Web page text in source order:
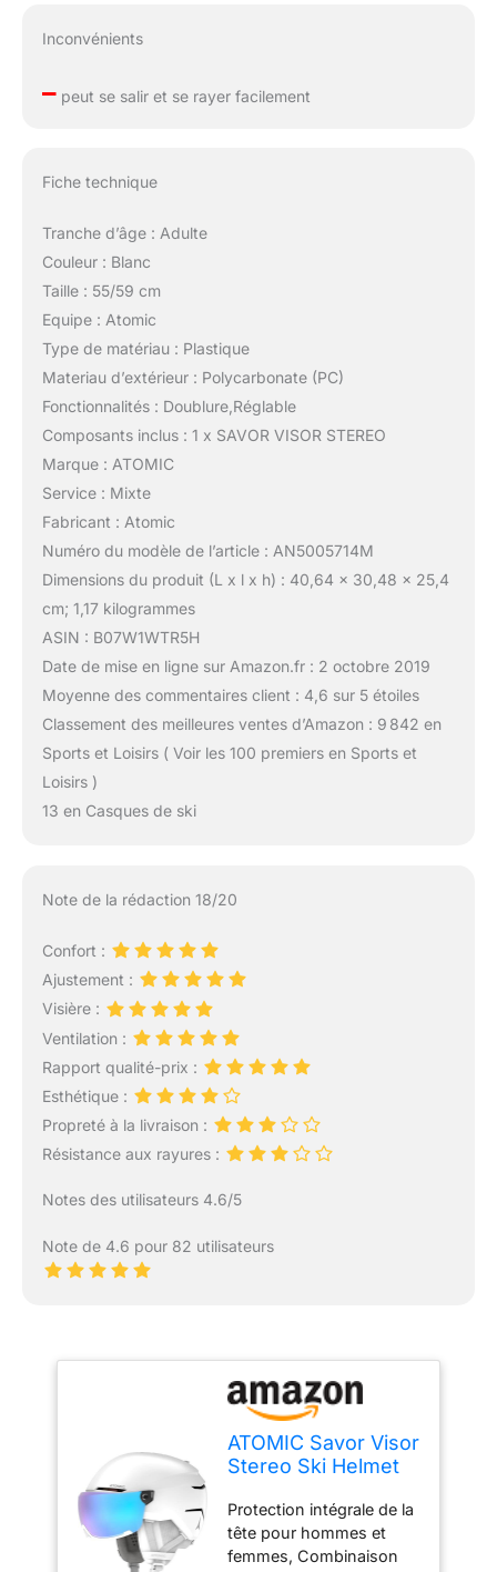
Inconvénients
–peut se salir et se rayer facilement
Fiche technique
Tranche d’âge : Adulte
Couleur : Blanc
Taille : 55/59 cm
Equipe : Atomic
Type de matériau : Plastique
Materiau d’extérieur : Polycarbonate (PC)
Fonctionnalités : Doublure,Réglable
Composants inclus : 1 x SAVOR VISOR STEREO
Marque : ATOMIC
Service : Mixte
Fabricant : Atomic
Numéro du modèle de l’article : AN5005714M
Dimensions du produit (L x l x h) : 40,64 x 30,48 x 25,4
cm; 1,17 kilogrammes
ASIN : B07W1WTR5H
Date de mise en ligne sur Amazon.fr : 2 octobre 2019
Moyenne des commentaires client : 4,6 sur 5 étoiles
Classement des meilleures ventes d’Amazon : 9 842 en
Sports et Loisirs ( Voir les 100 premiers en Sports et
Loisirs )
13 en Casques de ski
Note de la rédaction 18/20
Confort :
Ajustement :
Visière :
Ventilation :
Rapport qualité-prix :
Esthétique :
Propreté à la livraison :
Résistance aux rayures :
Notes des utilisateurs 4.6/5
Note de 4.6 pour 82 utilisateurs
ATOMIC Savor Visor
Stereo Ski Helmet
White, 55/59 cm
Protection intégrale de la
tête pour hommes et
femmes, Combinaison